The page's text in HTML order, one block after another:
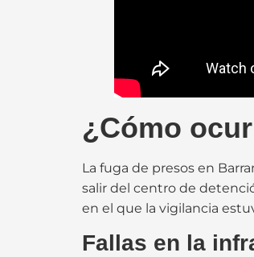
¿Cómo
La fuga de presos en
salir del centro de
en el que la vigilancia
Fallas en la